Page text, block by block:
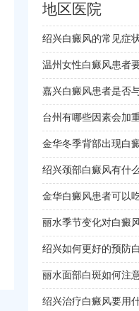
地区医院
绍兴白癜风的常见症
温州女性白癜风患者
嘉兴白癜风患者是否
台州有哪些因素会加
金华冬季背部出现白
绍兴颈部白癜风有什
金华白癜风患者可以
丽水季节变化对白癜
绍兴如何更好的预防
丽水面部白斑如何注
绍兴治疗白癜风要用